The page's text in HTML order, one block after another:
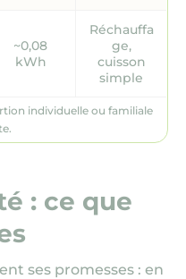
~0,08
kWh
Réchauffa
ge,
cuisson
simple
individuelle ou familiale
: ce que
ses promesses : en